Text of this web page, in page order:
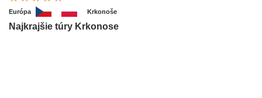
Európa Krkonoše
Najkrajšie túry Krkonose